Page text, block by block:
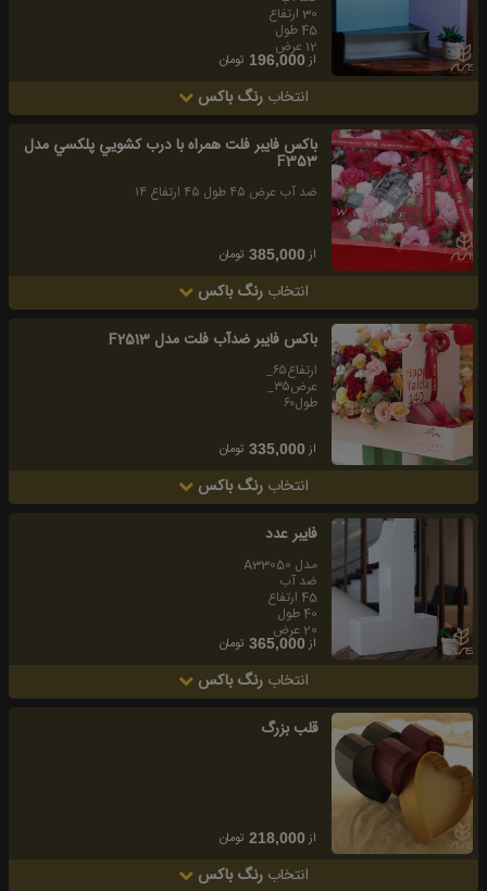
30 ارتفاع
45 طول
12 عرض
از196,000 تومان
انتخاب رنگ باکس
باكس فايبر فلت همراه با درب كشويي پلكسي مدل
F353
ضد آب عرض ٤٥ طول ٤٥ ارتفاع ١٤
از385,000 تومان
انتخاب رنگ باکس
باكس فايبر ضدآب فلت مدل F2513
ارتفاع۶۵_
عرض۳۵_
طول۶۰
از335,000 تومان
انتخاب رنگ باکس
فايبر عدد
مدل A33050
ضد آب
45 ارتفاع
40 طول
20 عرض
از365,000 تومان
انتخاب رنگ باکس
قلب بزرگ
از218,000 تومان
انتخاب رنگ باکس